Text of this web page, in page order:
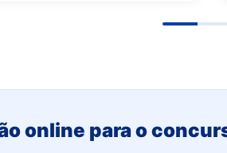
online para o